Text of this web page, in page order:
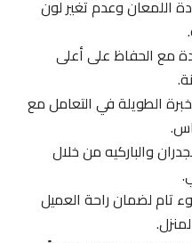
وعدم تغير لون
الحفاظ على أعلى
الطويلة في التعامل مع
والباركيه من خلال
لضمان راحة العميل